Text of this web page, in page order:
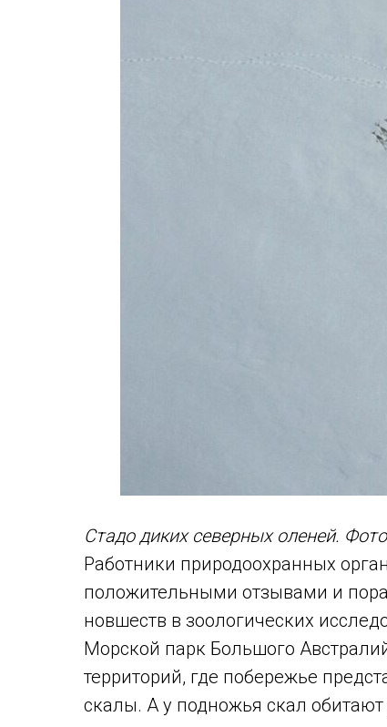
Стадо диких северных оленей.
Работники природоохранных
положительными отзывами и
новшеств в зоологических
Морской парк Большого
территорий, где побережье
скалы. А у подножья скал